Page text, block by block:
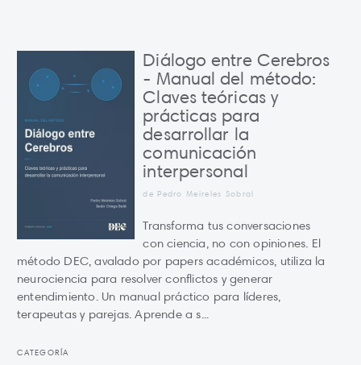
Diálogo entre Cerebros
- Manual del método:
Claves teóricas y
prácticas para
desarrollar la
comunicación
interpersonal
de Pedro Meireles Sobral
Transforma tus conversaciones
con ciencia, no con opiniones. El
método DEC, avalado por papers académicos, utiliza la
neurociencia para resolver conflictos y generar
entendimiento. Un manual práctico para líderes,
terapeutas y parejas. Aprende a s...
CATEGORÍA